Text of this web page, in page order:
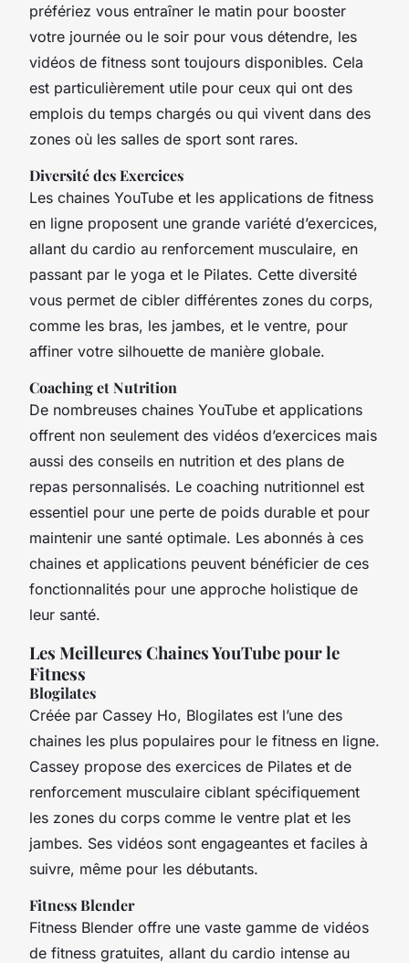
préfériez vous entraîner le matin pour booster
votre journée ou le soir pour vous détendre, les
vidéos de fitness sont toujours disponibles. Cela
est particulièrement utile pour ceux qui ont des
emplois du temps chargés ou qui vivent dans des
zones où les salles de sport sont rares.
Diversité des Exercices
Les chaines YouTube et les applications de fitness
en ligne proposent une grande variété d’exercices,
allant du cardio au renforcement musculaire, en
passant par le yoga et le Pilates. Cette diversité
vous permet de cibler différentes zones du corps,
comme les bras, les jambes, et le ventre, pour
affiner votre silhouette de manière globale.
Coaching et Nutrition
De nombreuses chaines YouTube et applications
offrent non seulement des vidéos d’exercices mais
aussi des conseils en nutrition et des plans de
repas personnalisés. Le coaching nutritionnel est
essentiel pour une perte de poids durable et pour
maintenir une santé optimale. Les abonnés à ces
chaines et applications peuvent bénéficier de ces
fonctionnalités pour une approche holistique de
leur santé.
Les Meilleures Chaines YouTube pour le
Fitness
Blogilates
Créée par Cassey Ho, Blogilates est l’une des
chaines les plus populaires pour le fitness en ligne.
Cassey propose des exercices de Pilates et de
renforcement musculaire ciblant spécifiquement
les zones du corps comme le ventre plat et les
jambes. Ses vidéos sont engageantes et faciles à
suivre, même pour les débutants.
Fitness Blender
Fitness Blender offre une vaste gamme de vidéos
de fitness gratuites, allant du cardio intense au